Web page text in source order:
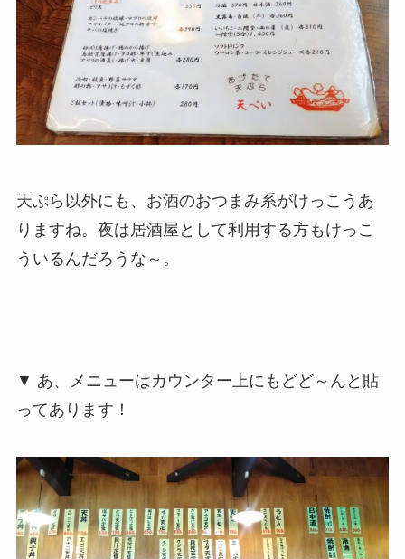
天ぷら以外にも、お酒のおつまみ系がけっこうあ
りますね。夜は居酒屋として利用する方もけっこ
ういるんだろうな～。
▼ あ、メニューはカウンター上にもどど～んと貼
ってあります！